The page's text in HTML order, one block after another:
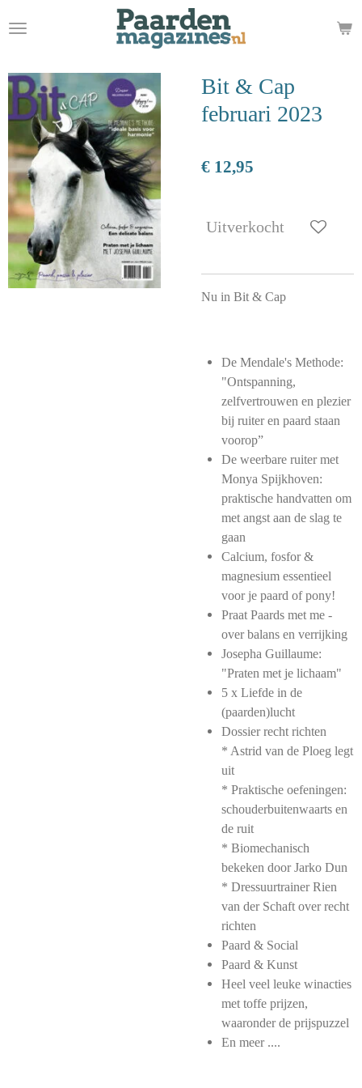
direct
de
hoofdinhoud
Bit & Cap
februari 2023
€ 12,95
Uitverkocht
Nu in Bit & Cap
De Mendale's Methode:
"Ontspanning,
zelfvertrouwen en plezier
bij ruiter en paard staan
voorop”
De weerbare ruiter met
Monya Spijkhoven:
praktische handvatten om
met angst aan de slag te
gaan
Calcium, fosfor &
magnesium essentieel
voor je paard of pony!
Praat Paards met me -
over balans en verrijking
Josepha Guillaume:
"Praten met je lichaam"
5 x Liefde in de
(paarden)lucht
Dossier recht richten
* Astrid van de Ploeg legt
uit
* Praktische oefeningen:
schouderbuitenwaarts en
de ruit
* Biomechanisch
bekeken door Jarko Dun
* Dressuurtrainer Rien
van der Schaft over recht
richten
Paard & Social
Paard & Kunst
Heel veel leuke winacties
met toffe prijzen,
waaronder de prijspuzzel
En meer ....